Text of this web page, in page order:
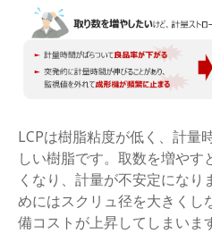
LCPは樹脂粘度が低く、計量
しい樹脂です。取数を増やす
くなり、計量が不安定にな
めにはスクリュ径を大きくし
備コストが上昇してしまいま